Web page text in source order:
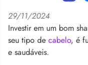
29/11/2024
Investir em um bom
seu tipo de cabelo, é
e saudáveis.